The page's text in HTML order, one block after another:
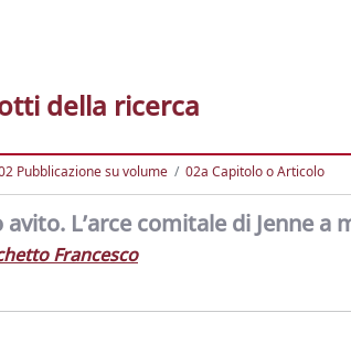
della ricerca
Pubblicazione su volume 02a Capitolo o Articolo
L’arce comitale di Jenne a
Francesco